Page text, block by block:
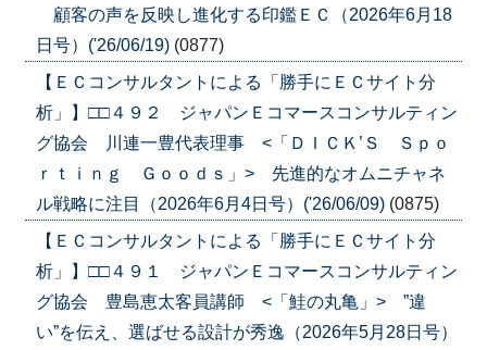
顧客の声を反映し進化する印鑑ＥＣ（2026年6月18
日号）('26/06/19) (0877)
【ＥＣコンサルタントによる「勝手にＥＣサイト分
析」】□□４９２ ジャパンＥコマースコンサルティン
グ協会 川連一豊代表理事 <「ＤＩＣＫ’Ｓ Ｓｐｏ
ｒｔｉｎｇ Ｇｏｏｄｓ」> 先進的なオムニチャネ
ル戦略に注目（2026年6月4日号）('26/06/09) (0875)
【ＥＣコンサルタントによる「勝手にＥＣサイト分
析」】□□４９１ ジャパンＥコマースコンサルティン
グ協会 豊島恵太客員講師 <「鮭の丸亀」> ”違
い”を伝え、選ばせる設計が秀逸（2026年5月28日号）